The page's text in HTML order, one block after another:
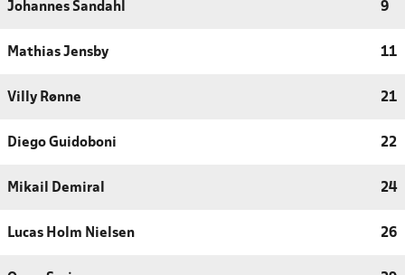
Johannes Sandahl 9
Mathias Jensby 11
Villy Rønne 21
Diego Guidoboni 22
Mikail Demiral 24
Lucas Holm Nielsen 26